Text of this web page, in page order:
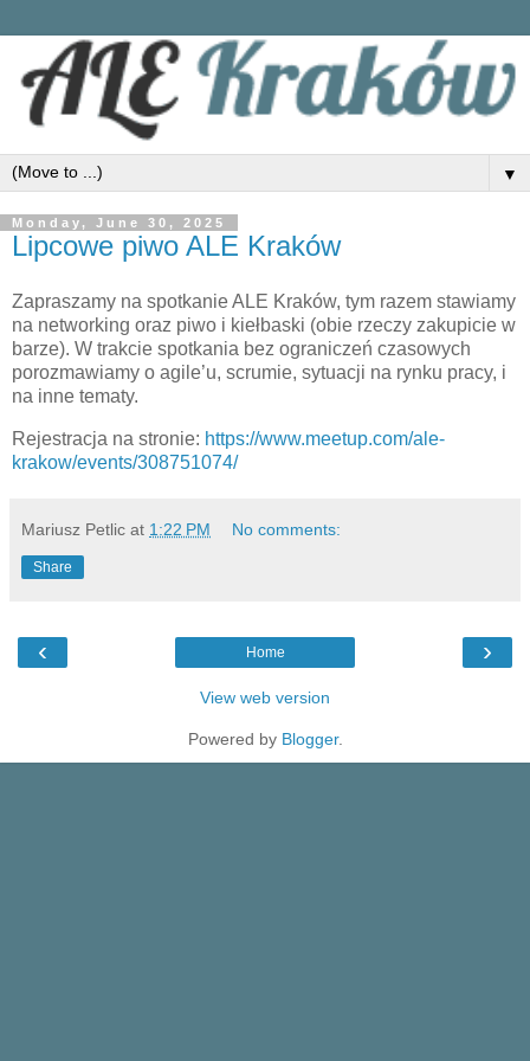
▼
Monday, June 30, 2025
Lipcowe piwo ALE Kraków
Zapraszamy na spotkanie ALE Kraków, tym razem stawiamy
na networking oraz piwo i kiełbaski (obie rzeczy zakupicie w
barze). W trakcie spotkania bez ograniczeń czasowych
porozmawiamy o agile’u, scrumie, sytuacji na rynku pracy, i
na inne tematy.
Rejestracja na stronie: https://www.meetup.com/ale-
krakow/events/308751074/
Mariusz Petlic at 1:22 PM No comments:
Share
‹ ›
Home
View web version
Powered by Blogger.